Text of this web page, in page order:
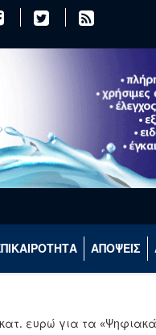
ΑΠΟΨΕΙΣ
ευρώ για τα